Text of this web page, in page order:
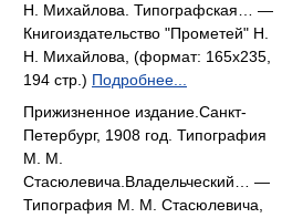
Н. Михайлова. Типографская… —
Книгоиздательство "Прометей" Н.
Н. Михайлова, (формат: 165x235,
194 стр.) Подробнее...
Прижизненное издание.Санкт-
Петербург, 1908 год. Типография
М. М.
Стасюлевича.Владельческий… —
Типография М. М. Стасюлевича,